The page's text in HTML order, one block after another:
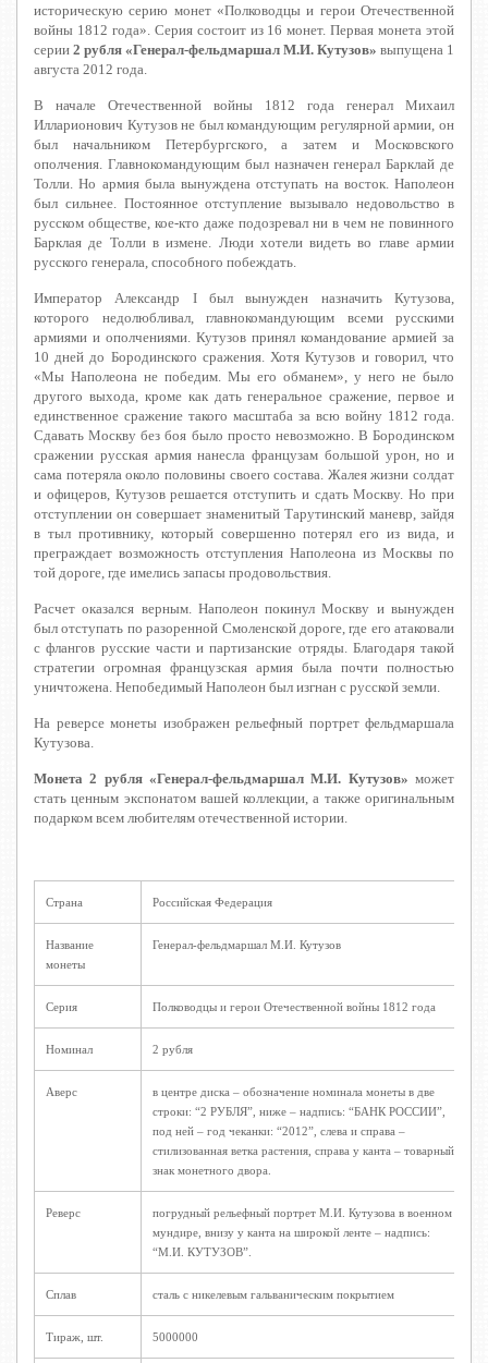
историческую серию монет «Полководцы и герои Отечественной
войны 1812 года». Серия состоит из 16 монет. Первая монета этой
серии 2 рубля «Генерал-фельдмаршал М.И. Кутузов» выпущена 1
августа 2012 года.
В начале Отечественной войны 1812 года генерал Михаил
Илларионович Кутузов не был командующим регулярной армии, он
был начальником Петербургского, а затем и Московского
ополчения. Главнокомандующим был назначен генерал Барклай де
Толли. Но армия была вынуждена отступать на восток. Наполеон
был сильнее. Постоянное отступление вызывало недовольство в
русском обществе, кое-кто даже подозревал ни в чем не повинного
Барклая де Толли в измене. Люди хотели видеть во главе армии
русского генерала, способного побеждать.
Император Александр I был вынужден назначить Кутузова,
которого недолюбливал, главнокомандующим всеми русскими
армиями и ополчениями. Кутузов принял командование армией за
10 дней до Бородинского сражения. Хотя Кутузов и говорил, что
«Мы Наполеона не победим. Мы его обманем», у него не было
другого выхода, кроме как дать генеральное сражение, первое и
единственное сражение такого масштаба за всю войну 1812 года.
Сдавать Москву без боя было просто невозможно. В Бородинском
сражении русская армия нанесла французам большой урон, но и
сама потеряла около половины своего состава. Жалея жизни солдат
и офицеров, Кутузов решается отступить и сдать Москву. Но при
отступлении он совершает знаменитый Тарутинский маневр, зайдя
в тыл противнику, который совершенно потерял его из вида, и
преграждает возможность отступления Наполеона из Москвы по
той дороге, где имелись запасы продовольствия.
Расчет оказался верным. Наполеон покинул Москву и вынужден
был отступать по разоренной Смоленской дороге, где его атаковали
с флангов русские части и партизанские отряды. Благодаря такой
стратегии огромная французская армия была почти полностью
уничтожена. Непобедимый Наполеон был изгнан с русской земли.
На реверсе монеты изображен рельефный портрет фельдмаршала
Кутузова.
Монета 2 рубля «Генерал-фельдмаршал М.И. Кутузов» может
стать ценным экспонатом вашей коллекции, а также оригинальным
подарком всем любителям отечественной истории.
Страна Российская Федерация
Название
монеты
Генерал-фельдмаршал М.И. Кутузов
Серия Полководцы и герои Отечественной войны 1812 года
Номинал 2 рубля
Аверс
в центре диска – обозначение номинала монеты в две
строки: “2 РУБЛЯ”, ниже – надпись: “БАНК РОССИИ”,
под ней – год чеканки: “2012”, слева и справа –
стилизованная ветка растения, справа у канта – товарный
знак монетного двора.
Реверс
погрудный рельефный портрет М.И. Кутузова в военном
мундире, внизу у канта на широкой ленте – надпись:
“М.И. КУТУЗОВ”.
Сплав сталь с никелевым гальваническим покрытием
Тираж, шт. 5000000